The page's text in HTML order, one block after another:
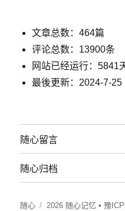
文章总数：464篇
评论总数：13900条
网站已经运行：5841
最後更新：2024-7-25
随心留言
随心归档
随心 2026 随心记忆 •豫